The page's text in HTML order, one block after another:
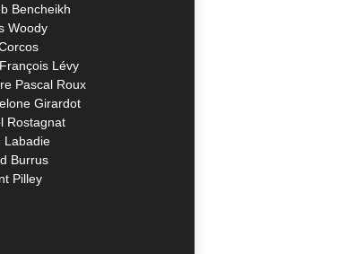
Bencheikh
Woody
Lévy
Pascal Roux
Girardot
Rostagnat
Labadie
Burrus
Pilley